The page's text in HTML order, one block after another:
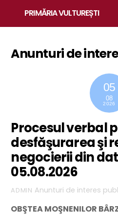
PRIMĂRIA VULTUREȘTI
Anunturi de
05
08
2026
Procesul verbal
desfăşurarea şi
negocierii din
05.08.2026
ADMIN Anunturi de interes
OBŞTEA MOŞNENILOR